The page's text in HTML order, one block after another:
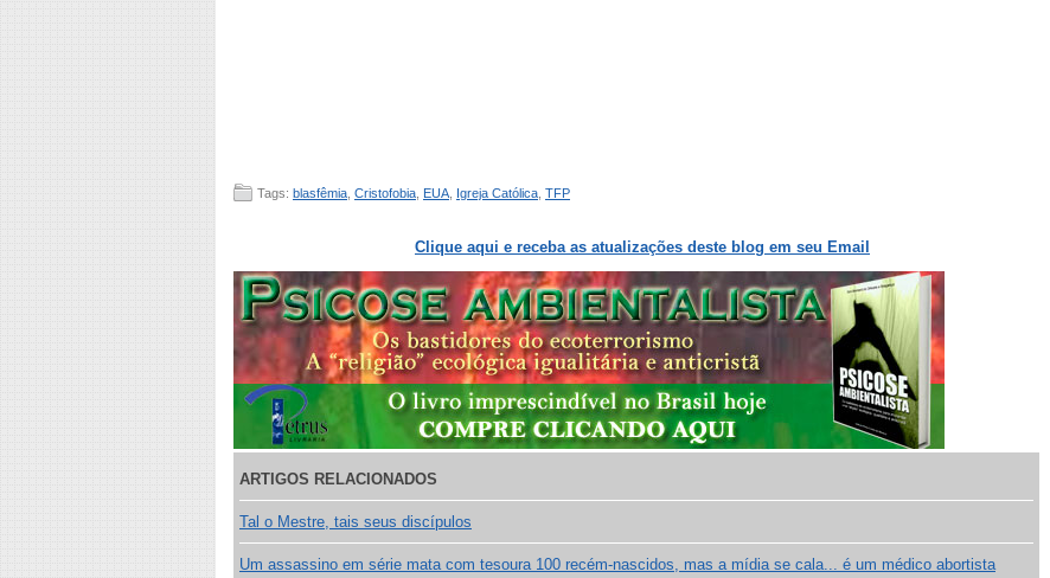
Tags: blasfêmia Cristofobia EUA Igreja Católica TFP
Clique aqui e receba as atualizações deste blog em seu Email
ARTIGOS RELACIONADOS
Tal o Mestre, tais seus discípulos
Um assassino em série mata com tesoura 100 recém-nascidos, mas a mídia se cala... é um médico abortista